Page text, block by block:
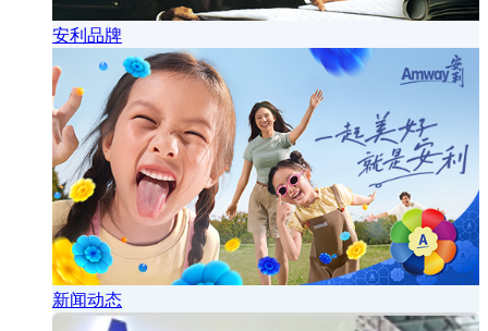
安利品牌
新闻动态